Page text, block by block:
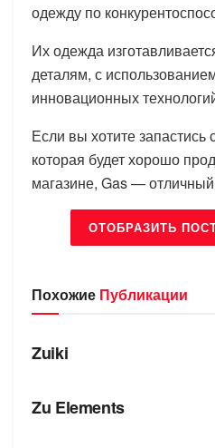
одежду по
Их одежда
деталям, с
инновационных
Если вы хотите запастись
которая будет хорошо
магазине, Gas —
ОТОБРАЗИТЬ
Похожие Публикации
БРЕНДЫ
Zuiki
Zu Elements